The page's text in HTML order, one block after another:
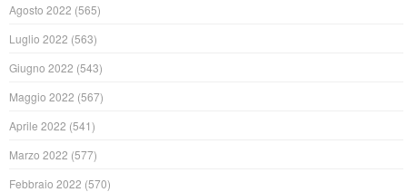
Agosto 2022 (565)
Luglio 2022 (563)
Giugno 2022 (543)
Maggio 2022 (567)
Aprile 2022 (541)
Marzo 2022 (577)
Febbraio 2022 (570)